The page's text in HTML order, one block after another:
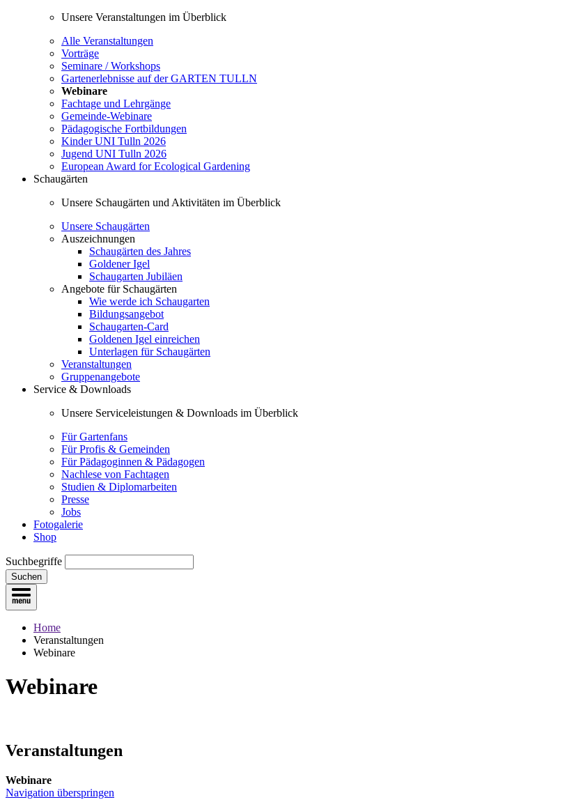
Unsere Veranstaltungen im Überblick
Alle Veranstaltungen
Vorträge
Seminare / Workshops
Gartenerlebnisse auf der GARTEN TULLN
Webinare
Fachtage und Lehrgänge
Gemeinde-Webinare
Pädagogische Fortbildungen
Kinder UNI Tulln 2026
Jugend UNI Tulln 2026
European Award for Ecological Gardening
Schaugärten
Unsere Schaugärten und Aktivitäten im Überblick
Unsere Schaugärten
Auszeichnungen
Schaugärten des Jahres
Goldener Igel
Schaugarten Jubiläen
Angebote für Schaugärten
Wie werde ich Schaugarten
Bildungsangebot
Schaugarten-Card
Goldenen Igel einreichen
Unterlagen für Schaugärten
Veranstaltungen
Gruppenangebote
Service & Downloads
Unsere Serviceleistungen & Downloads im Überblick
Für Gartenfans
Für Profis & Gemeinden
Für Pädagoginnen & Pädagogen
Nachlese von Fachtagen
Studien & Diplomarbeiten
Presse
Jobs
Fotogalerie
Shop
Suchbegriffe
Suchen
Home
Veranstaltungen
Webinare
Webinare
Veranstaltungen
Webinare
Navigation überspringen